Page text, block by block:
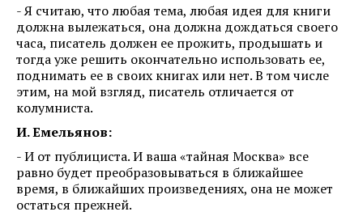
- Я считаю, что любая тема, любая идея для книги
должна вылежаться, она должна дождаться своего
часа, писатель должен ее прожить, продышать и
тогда уже решить окончательно использовать ее,
поднимать ее в своих книгах или нет. В том числе
этим, на мой взгляд, писатель отличается от
колумниста.
И. Емельянов:
- И от публициста. И ваша «тайная Москва» все
равно будет преобразовываться в ближайшее
время, в ближайших произведениях, она не может
остаться прежней.